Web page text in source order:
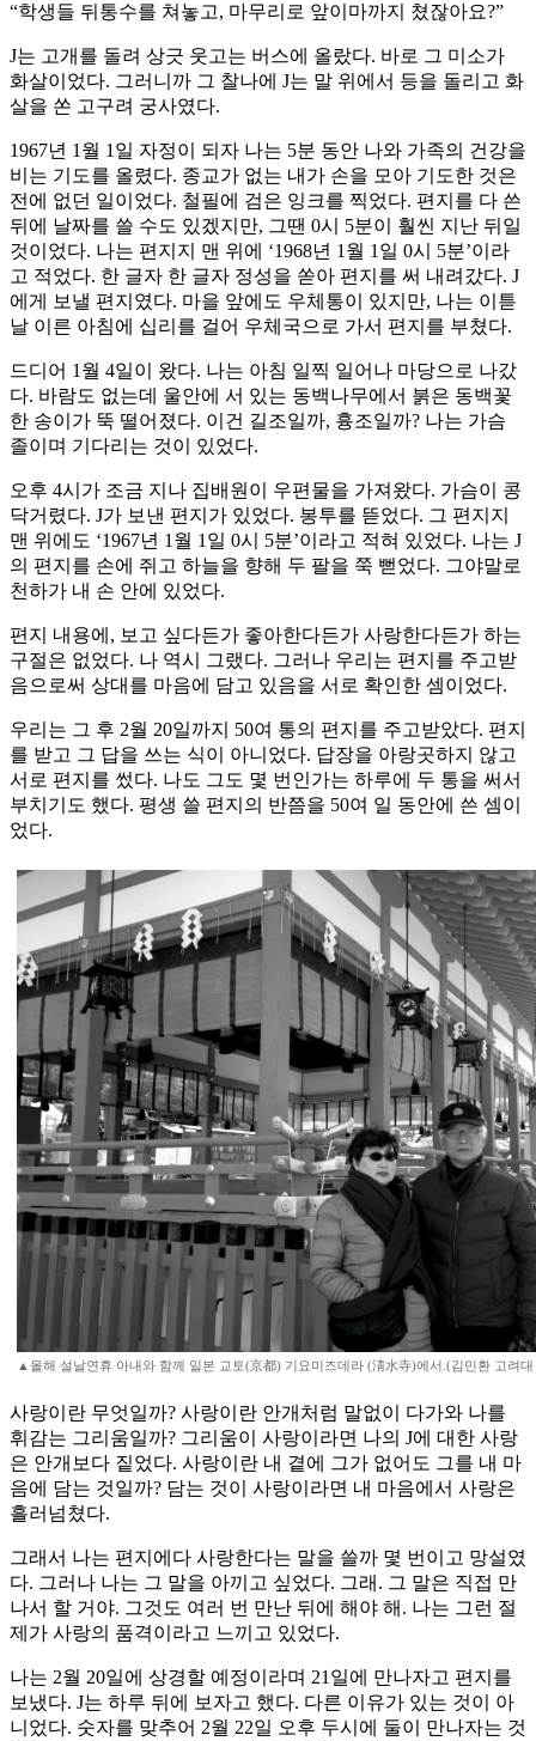
“학생들 뒤통수를 쳐놓고, 마무리로 앞이마까지 쳤잖아요?”
J는 고개를 돌려 상긋 웃고는 버스에 올랐다. 바로 그 미소가
화살이었다. 그러니까 그 찰나에 J는 말 위에서 등을 돌리고 화
살을 쏜 고구려 궁사였다.
1967년 1월 1일 자정이 되자 나는 5분 동안 나와 가족의 건강을
비는 기도를 올렸다. 종교가 없는 내가 손을 모아 기도한 것은
전에 없던 일이었다. 철필에 검은 잉크를 찍었다. 편지를 다 쓴
뒤에 날짜를 쓸 수도 있겠지만, 그땐 0시 5분이 훨씬 지난 뒤일
것이었다. 나는 편지지 맨 위에 ‘1968년 1월 1일 0시 5분’이라
고 적었다. 한 글자 한 글자 정성을 쏟아 편지를 써 내려갔다. J
에게 보낼 편지였다. 마을 앞에도 우체통이 있지만, 나는 이튿
날 이른 아침에 십리를 걸어 우체국으로 가서 편지를 부쳤다.
드디어 1월 4일이 왔다. 나는 아침 일찍 일어나 마당으로 나갔
다. 바람도 없는데 울안에 서 있는 동백나무에서 붉은 동백꽃
한 송이가 뚝 떨어졌다. 이건 길조일까, 흉조일까? 나는 가슴
졸이며 기다리는 것이 있었다.
오후 4시가 조금 지나 집배원이 우편물을 가져왔다. 가슴이 콩
닥거렸다. J가 보낸 편지가 있었다. 봉투를 뜯었다. 그 편지지
맨 위에도 ‘1967년 1월 1일 0시 5분’이라고 적혀 있었다. 나는 J
의 편지를 손에 쥐고 하늘을 향해 두 팔을 쭉 뻗었다. 그야말로
천하가 내 손 안에 있었다.
편지 내용에, 보고 싶다든가 좋아한다든가 사랑한다든가 하는
구절은 없었다. 나 역시 그랬다. 그러나 우리는 편지를 주고받
음으로써 상대를 마음에 담고 있음을 서로 확인한 셈이었다.
우리는 그 후 2월 20일까지 50여 통의 편지를 주고받았다. 편지
를 받고 그 답을 쓰는 식이 아니었다. 답장을 아랑곳하지 않고
서로 편지를 썼다. 나도 그도 몇 번인가는 하루에 두 통을 써서
부치기도 했다. 평생 쓸 편지의 반쯤을 50여 일 동안에 쓴 셈이
었다.
▲올해 설날연휴 아내와 함께 일본 교토(京都) 기요미즈데라 (淸水寺)에서.(김민환 고려
사랑이란 무엇일까? 사랑이란 안개처럼 말없이 다가와 나를
휘감는 그리움일까? 그리움이 사랑이라면 나의 J에 대한 사랑
은 안개보다 짙었다. 사랑이란 내 곁에 그가 없어도 그를 내 마
음에 담는 것일까? 담는 것이 사랑이라면 내 마음에서 사랑은
흘러넘쳤다.
그래서 나는 편지에다 사랑한다는 말을 쓸까 몇 번이고 망설였
다. 그러나 나는 그 말을 아끼고 싶었다. 그래. 그 말은 직접 만
나서 할 거야. 그것도 여러 번 만난 뒤에 해야 해. 나는 그런 절
제가 사랑의 품격이라고 느끼고 있었다.
나는 2월 20일에 상경할 예정이라며 21일에 만나자고 편지를
보냈다. J는 하루 뒤에 보자고 했다. 다른 이유가 있는 것이 아
니었다. 숫자를 맞추어 2월 22일 오후 두시에 둘이 만나자는 것